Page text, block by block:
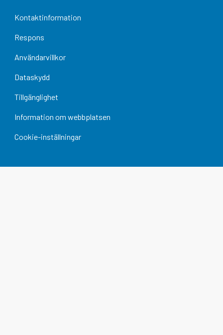
Kontaktinformation
Respons
Användarvillkor
Dataskydd
Tillgänglighet
Information om webbplatsen
Cookie-inställningar